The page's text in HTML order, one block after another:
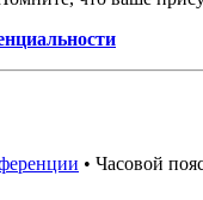
• Часовой